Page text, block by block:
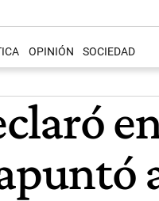
OPINIÓN SOCIEDAD